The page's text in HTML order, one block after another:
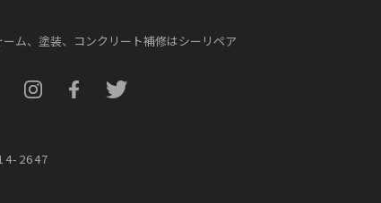
ム、塗装、コンクリート補修はシーリペア
2647